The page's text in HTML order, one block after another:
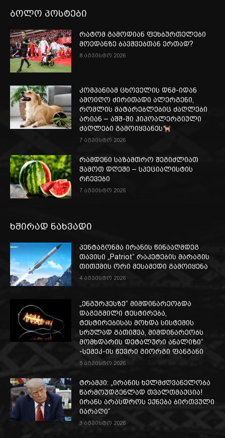
ბოლო პოსტები
რატომ გამოდიან ფეხბურთელები
მოედანზე ბავშვებთან ერთად?
8 აგვისტო 2026
კომპანიამ ცხოველის დნმ-იდან
ამოიღო ძირითადი ალერგენი,
რომლის მატარებლებიც ძაღლები
არიან – აშშ-ში ჰიპოალერგიული
ძაღლები გამოიყვანეს
7 აგვისტო 2026
რამდენი საზამთრო შეგიძლიათ
ჭამოთ დღეში – სპეციალისტის
რჩევები
7 აგვისტო 2026
ხშირად ნახვადი
პენტაგონმა ირანის წინააღმდეგ
თავისი „Patriot“ რაკეტების მარაგის
თითქმის ორი მესამედი გამოიყენა
4 აგვისტო 2026
„ენგურჰესზე“ მიმდინარეობდა
დაგეგმილი ტესტირება,
ტესტირებისას მოხდა სისტემის
სრულად გათიშვა, მიმდინარეობს
მომხდარის დეტალური ანალიზი“
-სემეკ-ის წევრი გიორგი ფანგანი
5 აგვისტო 2026
ტრამპი: „ირანის ხელმძღვანელობა
წარმოუდგენლად თვალთმაქცია!
ირანს არასდროს ექნება ბირთვული
იარაღი“
3 აგვისტო 2026